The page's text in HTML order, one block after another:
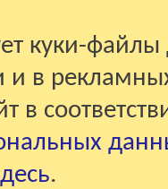
куки-файлы
и в
в
.